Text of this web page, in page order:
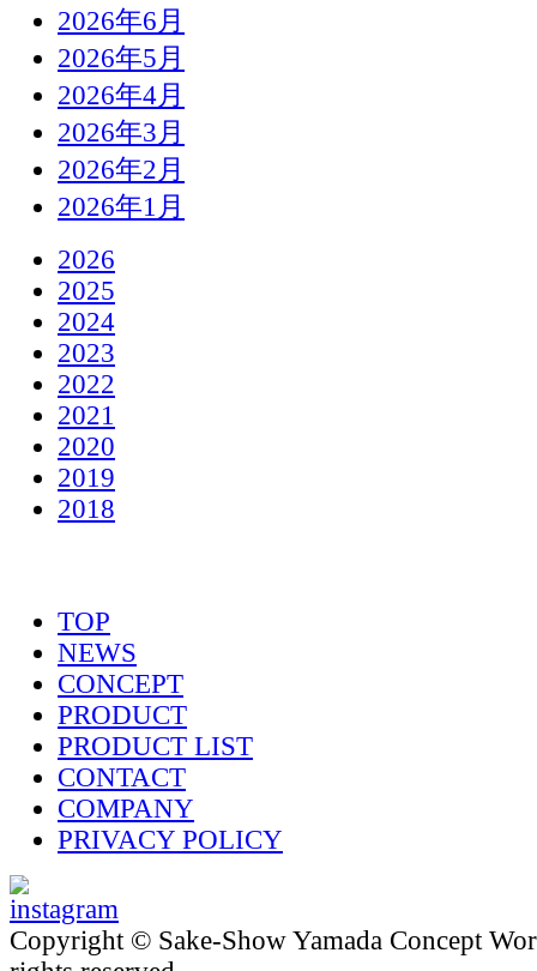
2026年6月
2026年5月
2026年4月
2026年3月
2026年2月
2026年1月
2026
2025
2024
2023
2022
2021
2020
2019
2018
TOP
NEWS
CONCEPT
PRODUCT
PRODUCT LIST
CONTACT
COMPANY
PRIVACY POLICY
Copyright © Sake-Show Yamada Concept